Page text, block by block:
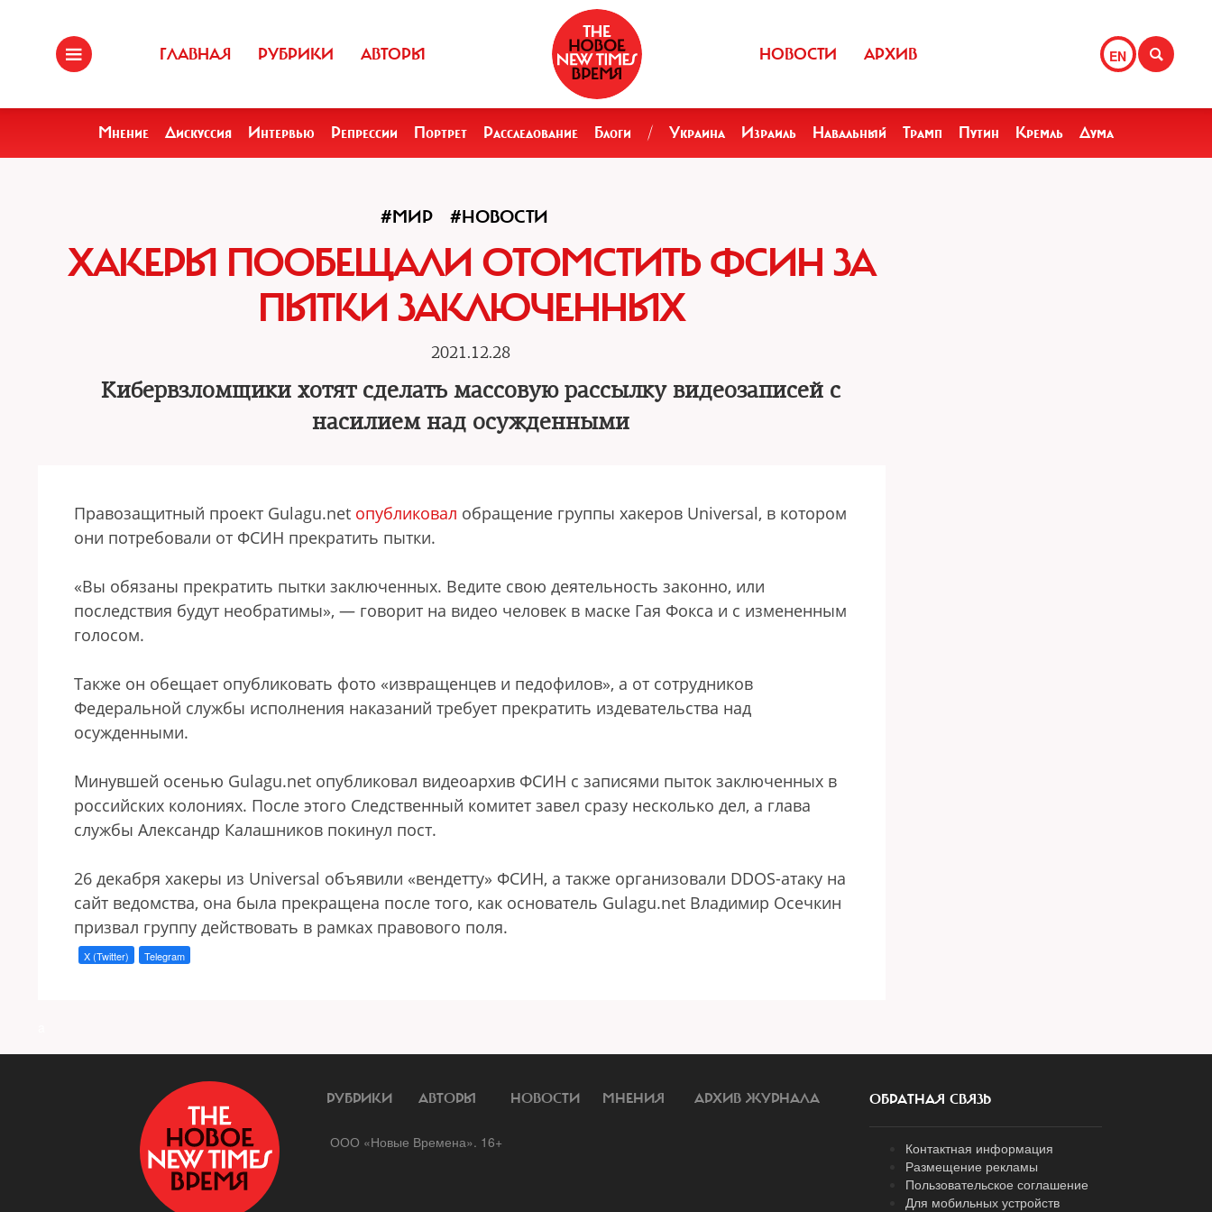
ГЛАВНАЯ РУБРИКИ АВТОРЫ EN
НОВОСТИ АРХИВ
Мнение Дискуссия Интервью Репрессии Портрет Расследование Блоги / Украина Израиль Навальный Трамп Путин Кремль Дума
#МИР #НОВОСТИ
ХАКЕРЫ ПООБЕЩАЛИ ОТОМСТИТЬ ФСИН ЗА
ПЫТКИ ЗАКЛЮЧЕННЫХ
2021.12.28
Кибервзломщики хотят сделать массовую рассылку видеозаписей с
насилием над осужденными
Правозащитный проект Gulagu.net опубликовал обращение группы хакеров Universal, в котором
они потребовали от ФСИН прекратить пытки.
«Вы обязаны прекратить пытки заключенных. Ведите свою деятельность законно, или
последствия будут необратимы», — говорит на видео человек в маске Гая Фокса и с измененным
голосом.
Также он обещает опубликовать фото «извращенцев и педофилов», а от сотрудников
Федеральной службы исполнения наказаний требует прекратить издевательства над
осужденными.
Минувшей осенью Gulagu.net опубликовал видеоархив ФСИН с записями пыток заключенных в
российских колониях. После этого Следственный комитет завел сразу несколько дел, а глава
службы Александр Калашников покинул пост.
26 декабря хакеры из Universal объявили «вендетту» ФСИН, а также организовали DDOS-атаку на
сайт ведомства, она была прекращена после того, как основатель Gulagu.net Владимир Осечкин
призвал группу действовать в рамках правового поля.
X (Twitter) Telegram
РУБРИКИ АВТОРЫ НОВОСТИ МНЕНИЯ АРХИВ ЖУРНАЛА
ООО «Новые Времена». 16+
ОБРАТНАЯ СВЯЗЬ
Контактная информация
Размещение рекламы
Пользовательское соглашение
Для мобильных устройств